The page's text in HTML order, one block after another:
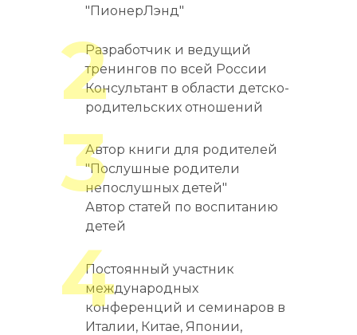
"ПионерЛэнд"
Постоянный участник
международных
конференций и семинаров в
Италии, Китае, Японии,
Автор книги для родителей
"Послушные родители
непослушных детей"
Автор статей по воспитанию
детей
Разработчик и ведущий
тренингов по всей России
Консультант в области детско-
родительских отношений
2
3
4